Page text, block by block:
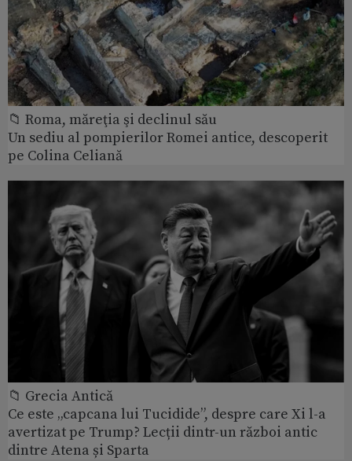
📁 Roma, măreţia şi declinul său
Un sediu al pompierilor Romei antice, descoperit
pe Colina Celiană
📁 Grecia Antică
Ce este „capcana lui Tucidide”, despre care Xi l-a
avertizat pe Trump? Lecții dintr-un război antic
dintre Atena și Sparta